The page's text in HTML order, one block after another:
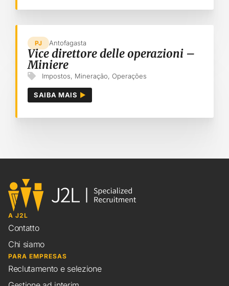
Antofagasta
PJ
Vice direttore delle operazioni –
Miniere
Impostos, Mineração, Operações
SAIBA MAIS
A J2L
Contatto
Chi siamo
PARA EMPRESAS
Reclutamento e selezione